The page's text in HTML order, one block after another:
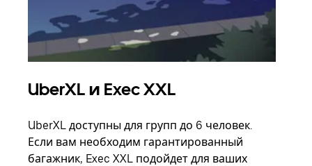
UberXL и Exec XXL
UberXL доступны для групп до 6 человек.
Если вам необходим гарантированный
багажник, Exec XXL подойдет для ваших